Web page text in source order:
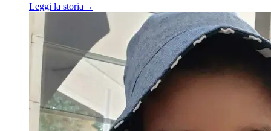
Leggi la storia →